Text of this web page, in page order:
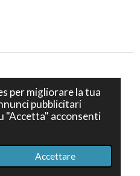
per migliorare la tua
pubblicitari
"Accetta" acconsenti
Accettare
- Via dei Bruni 12, 50139